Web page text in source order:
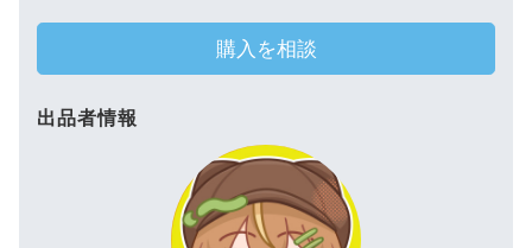
購入を相談
出品者情報